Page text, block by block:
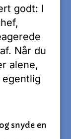
godt: I
Når du
alene,
snyde en